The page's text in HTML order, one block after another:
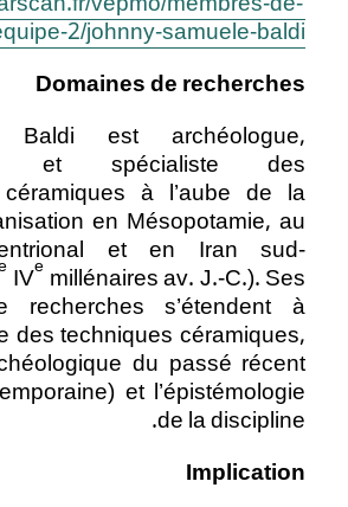
2/johnny-samuele-baldi/
Domaines de recherches
est archéologue,
et spécialiste des
à l’aube de la
en Mésopotamie, au
et en Iran sud-
IVemillénaires av. J.-C.). Ses
recherches s’étendent à
des techniques céramiques,
du passé récent
et l’épistémologie
de la discipline.
Implication